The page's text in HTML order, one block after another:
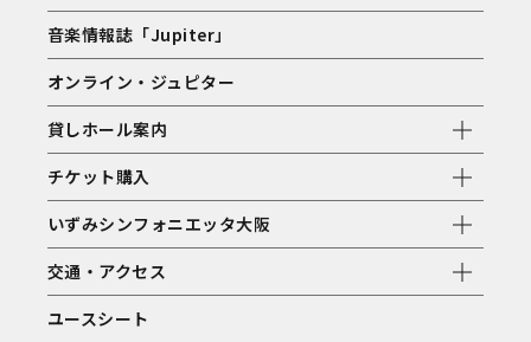
音楽情報誌「Jupiter」
オンライン・ジュピター
貸しホール案内
チケット購入
いずみシンフォニエッタ大阪
交通・アクセス
ユースシート